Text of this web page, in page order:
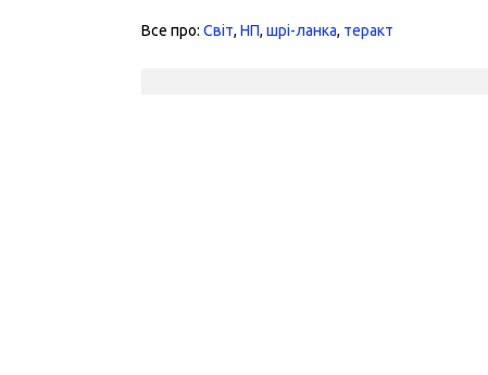
Все про:Світ,НП,шрі-ланка, теракт